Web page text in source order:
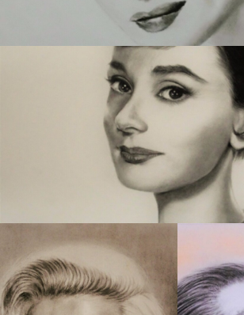
352 肖像画シリーズ 18
336 肖像画シリーズ 17